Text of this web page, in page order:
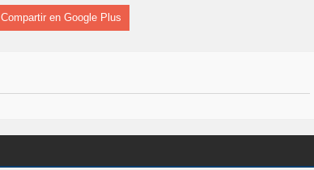
Compartir en Google Plus